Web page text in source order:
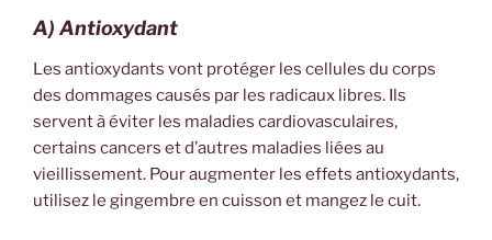
A) Antioxydant
Les antioxydants vont protéger les cellules du corps
des dommages causés par les radicaux libres. Ils
servent à éviter les maladies cardiovasculaires,
certains cancers et d’autres maladies liées au
vieillissement. Pour augmenter les effets antioxydants,
utilisez le gingembre en cuisson et mangez le cuit.